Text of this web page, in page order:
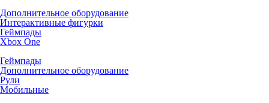
Дополнительное оборудование
Интерактивные фигурки
Геймпады
Xbox One
Геймпады
Дополнительное оборудование
Рули
Мобильные